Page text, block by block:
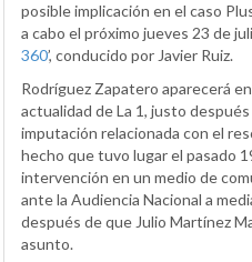
posible implicación en el caso
a cabo el próximo jueves 23 de
360’, conducido por Javier Ruiz.
Rodríguez Zapatero aparecerá
actualidad de La 1, justo
imputación relacionada con el
hecho que tuvo lugar el pasado
intervención en un medio de
ante la Audiencia Nacional a
después de que Julio Martínez
asunto.